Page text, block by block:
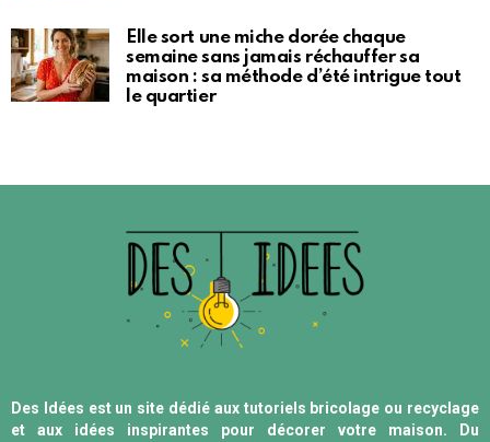
Elle sort une miche dorée chaque
semaine sans jamais réchauffer sa
maison : sa méthode d’été intrigue tout
le quartier
Des Idées est un site dédié aux tutoriels bricolage ou recyclage
et aux idées inspirantes pour décorer votre maison. Du